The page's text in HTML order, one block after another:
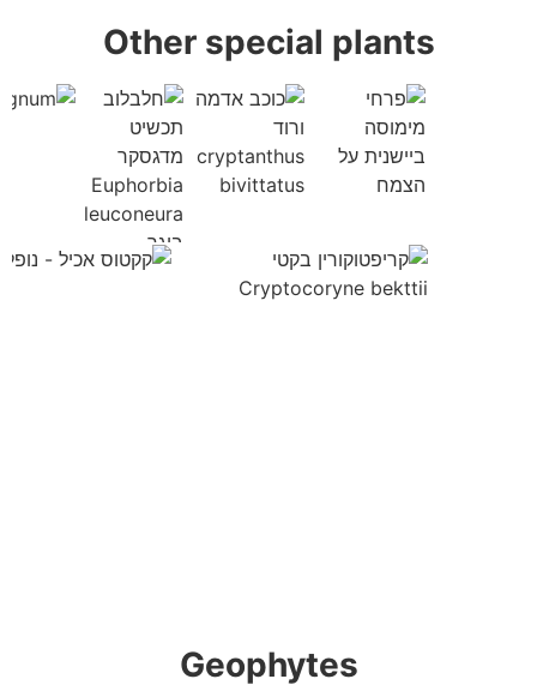
Other special plants
Geophytes